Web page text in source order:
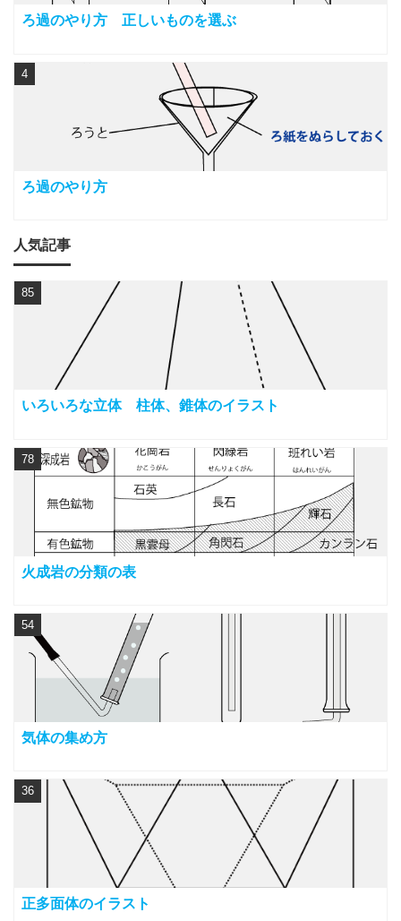
ろ過のやり方 正しいものを選ぶ
ろ過のやり方
4
人気記事
いろいろな立体 柱体、錐体のイラスト
85
火成岩の分類の表
78
気体の集め方
54
正多面体のイラスト
36